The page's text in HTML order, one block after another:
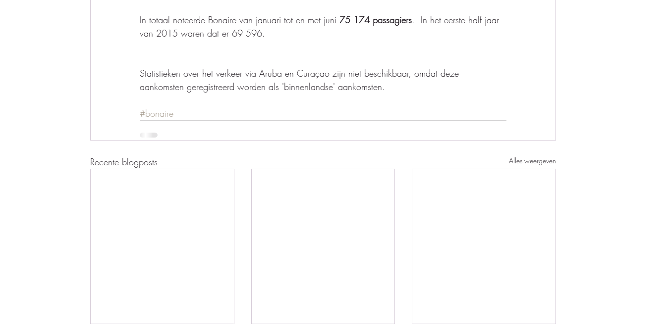
In totaal noteerde Bonaire van januari tot en met juni 75 174 passagiers.  In het eerste half jaar
van 2015 waren dat er 69 596.
Statistieken over het verkeer via Aruba en Curaçao zijn niet beschikbaar, omdat deze
aankomsten geregistreerd worden als 'binnenlandse' aankomsten.
#bonaire
Recente blogposts Alles weergeven